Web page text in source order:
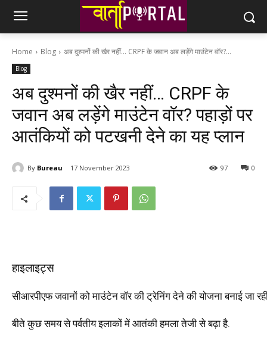
Home Blog अब दुश्मनों की खैर नहीं... CRPF के जवान अब लड़ेंगे माउंटेन वॉर?...
Blog
अब दुश्मनों की खैर नहीं… CRPF के
जवान अब लड़ेंगे माउंटेन वॉर? पहाड़ों पर
आतंकियों को पटखनी देने का यह प्लान
By Bureau 17 November 2023 0
97
हाइलाइट्स
सीआरपीएफ जवानों को माउंटेन वॉर की ट्रेनिंग देने की योजना बनाई जा
बीते कुछ समय से पर्वतीय इलाकों में आतंकी हमला तेजी से बढ़ा है.